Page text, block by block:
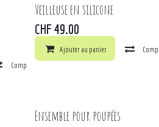
Comparer
Veilleuse en silicone
CHF 49.00
Ajouter au panier
Ensemble pour poupées